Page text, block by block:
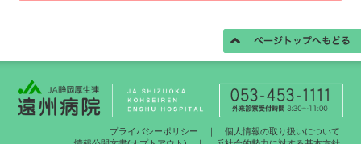
プライバシーポリシー ｜個人情報の取り扱いについて